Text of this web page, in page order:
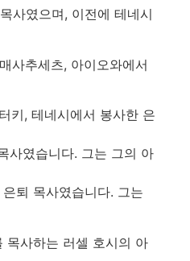
사였으며, 이전에 테네시
사추세츠, 아이오와에서
키, 테네시에서 봉사한 은
사였습니다. 그는 그의 아
퇴 목사였습니다. 그는
사하는 러셀 호시의 아